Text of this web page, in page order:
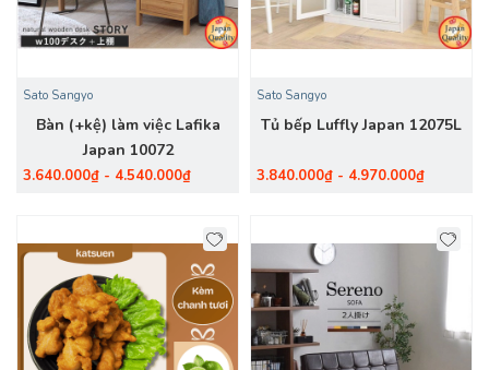
Sato Sangyo
Bàn (+kệ) làm việc Lafika
Japan 10072
3.640.000₫ - 4.540.000₫
Sato Sangyo
Tủ bếp Luffly Japan 12075L
3.840.000₫ - 4.970.000₫